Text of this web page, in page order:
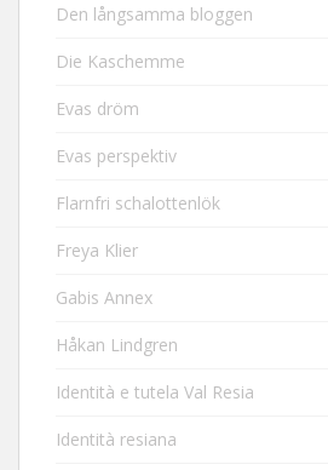
Den långsamma bloggen
Die Kaschemme
Evas dröm
Evas perspektiv
Flarnfri schalottenlök
Freya Klier
Gabis Annex
Håkan Lindgren
Identità e tutela Val Resia
Identità resiana